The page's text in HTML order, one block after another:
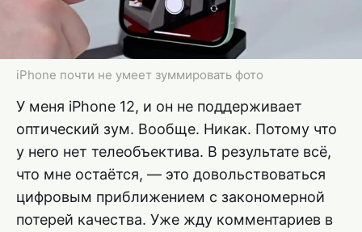
iPhone почти не умеет зуммировать фото
У меня iPhone 12, и он не поддерживает
оптический зум. Вообще. Никак. Потому что
у него нет телеобъектива. В результате всё,
что мне остаётся, — это довольствоваться
цифровым приближением с закономерной
потерей качества. Уже жду комментариев в